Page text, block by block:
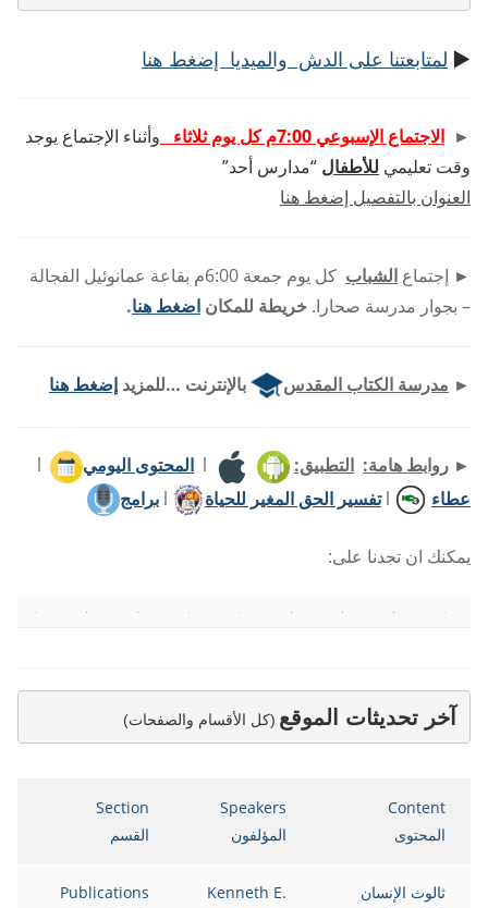
► لمتابعتنا على الدش والميديا إضغط هنا
► الاجتماع الإسبوعي 7:00م كل يوم ثلاثاء
وأثناء الإجتماع يوجد
وقت تعليمي للأطفال “مدارس أحد”
العنوان بالتفصيل إضغط هنا
► إجتماع الشباب
كل يوم جمعة 6:00م بقاعة عمانوئيل الفجالة
– بجوار مدرسة صحارا. خريطة للمكان اضغط هنا.
► مدرسة الكتاب المقدس بالإنترنت …للمزيد إضغط هنا
► روابط هامة: التطبيق: المحتوى اليومي
عطاء
تفسير الحق المغير للحياة برامج
يمكنك ان تجدنا على:
آخر تحديثات الموقع (كل الأقسام والصفحات)
Content
المحتوى
Speakers
المؤلفون
Section
القسم
ثالوث الإنسان
Kenneth E.
Publications